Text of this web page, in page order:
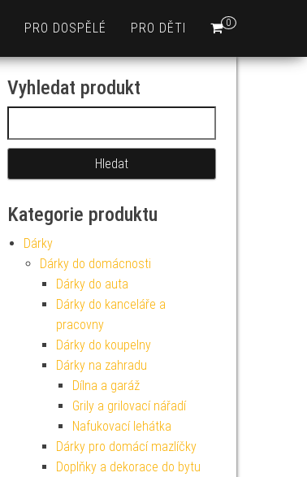
0
PRO DOSPĚLÉ PRO DĚTI
Vyhledat produkt
Kategorie produktu
Dárky
Dárky do domácnosti
Dárky do auta
Dárky do kanceláře a
pracovny
Dárky do koupelny
Dárky na zahradu
Dílna a garáž
Grily a grilovací nářadí
Nafukovací lehátka
Dárky pro domácí mazlíčky
Doplňky a dekorace do bytu